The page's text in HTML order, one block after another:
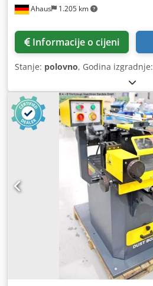
Ahaus 1.205 km
Informacije o cijeni
Stanje: polovno, Godina izgradnje: